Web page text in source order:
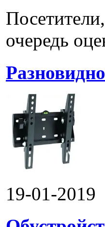
очередь
19-01-2019